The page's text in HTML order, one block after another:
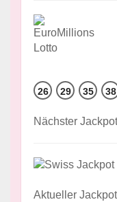
26 29 35 38
Nächster
Aktueller